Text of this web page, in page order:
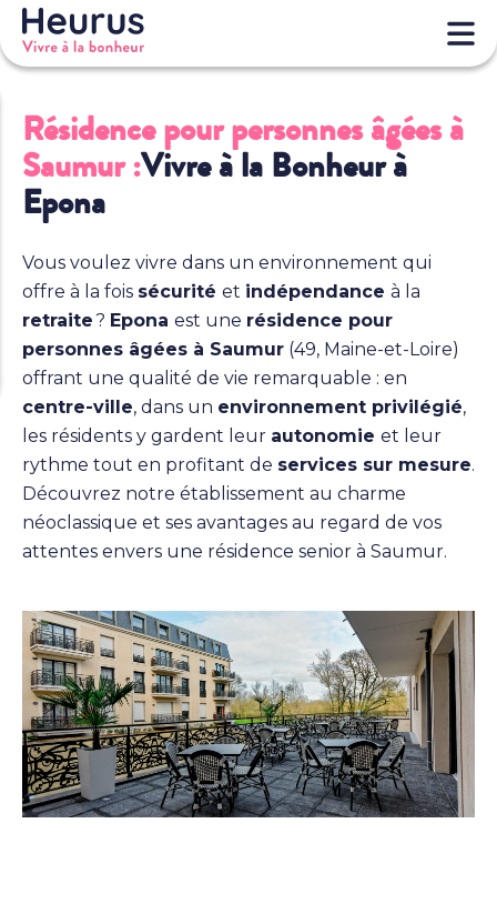
Résidence pour personnes âgées à
Saumur :Vivre à la Bonheur à
Epona
Vous voulez vivre dans un environnement qui
offre à la fois sécurité et indépendance à la
retraite? Epona est une résidence pour
personnes âgées à Saumur (49, Maine-et-Loire)
offrant une qualité de vie remarquable : en
centre-ville, dans un environnement privilégié,
les résidents y gardent leur autonomie et leur
rythme tout en profitant de services sur mesure.
Découvrez notre établissement au charme
néoclassique et ses avantages au regard de vos
attentes envers une résidence senior à Saumur.